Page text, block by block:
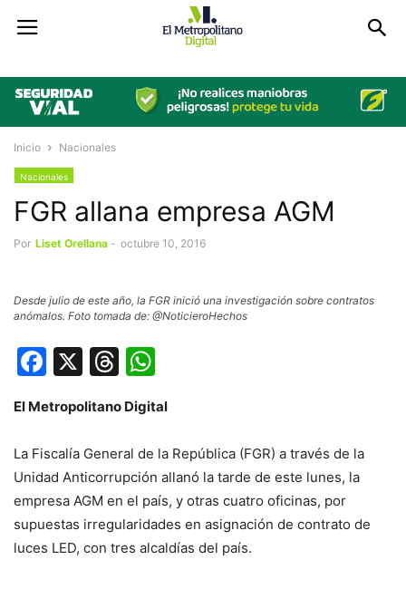
Inicio Nacionales
Nacionales
FGR allana empresa AGM
Por Liset Orellana - octubre 10, 2016
Desde julio de este año, la FGR inició una investigación sobre contratos
anómalos. Foto tomada de: @NoticieroHechos
Facebook
X Threads
El Metropolitano Digital
La Fiscalía General de la República (FGR) a través de la
Unidad Anticorrupción allanó la tarde de este lunes, la
empresa AGM en el país, y otras cuatro oficinas, por
supuestas irregularidades en asignación de contrato de
luces LED, con tres alcaldías del país.